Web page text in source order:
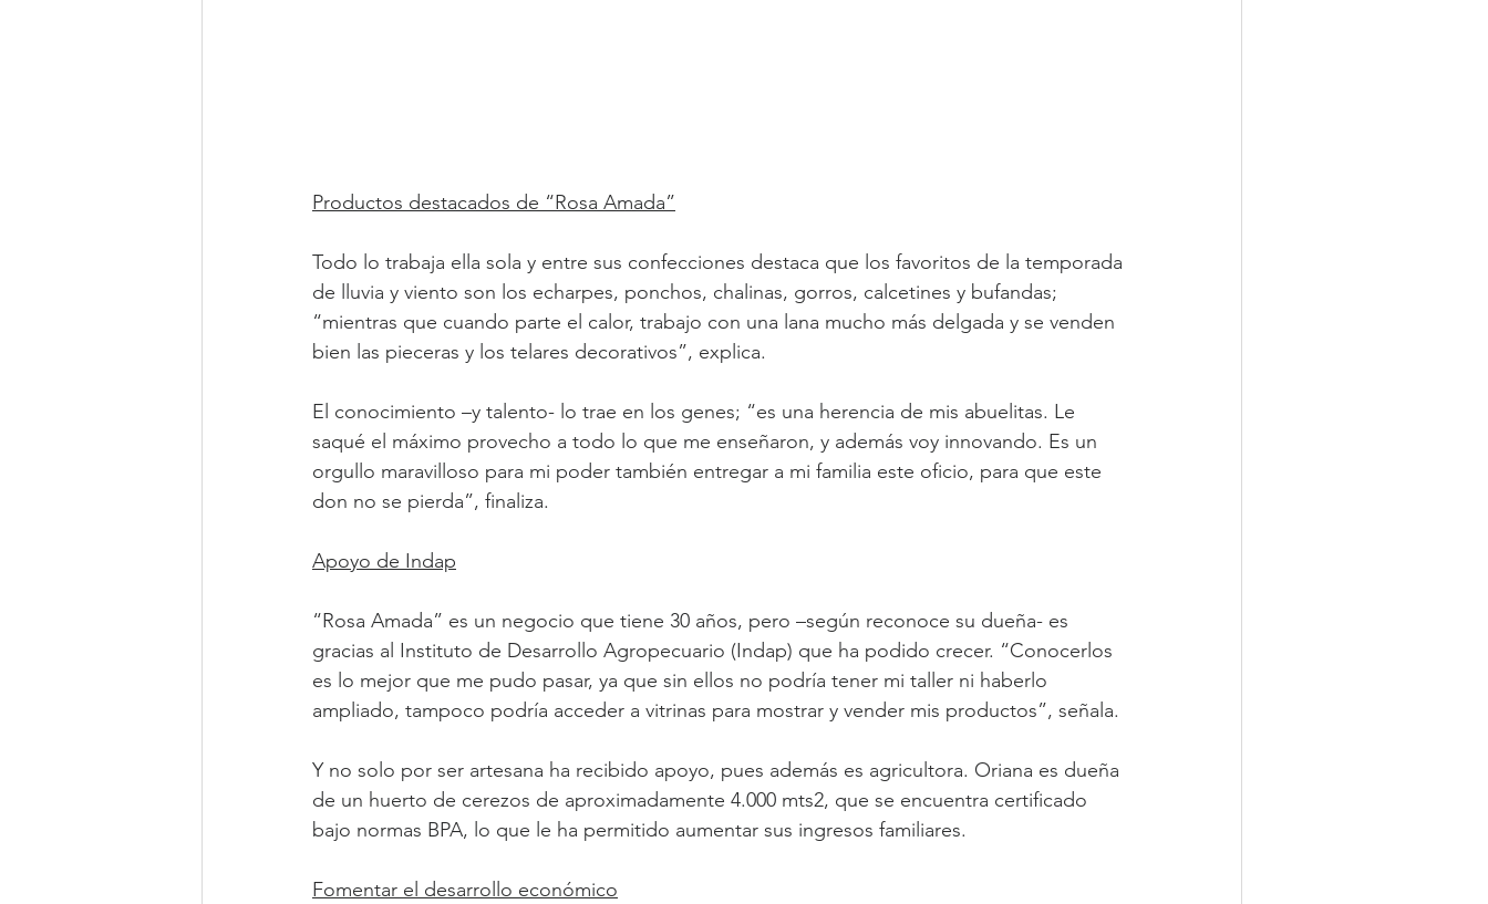
Productos destacados de “Rosa Amada”
Todo lo trabaja ella sola y entre sus confecciones destaca que los favoritos de la temporada
de lluvia y viento son los echarpes, ponchos, chalinas, gorros, calcetines y bufandas;
“mientras que cuando parte el calor, trabajo con una lana mucho más delgada y se venden
bien las pieceras y los telares decorativos”, explica.
El conocimiento –y talento- lo trae en los genes; “es una herencia de mis abuelitas. Le
saqué el máximo provecho a todo lo que me enseñaron, y además voy innovando. Es un
orgullo maravilloso para mi poder también entregar a mi familia este oficio, para que este
don no se pierda”, finaliza.
Apoyo de Indap
“Rosa Amada” es un negocio que tiene 30 años, pero –según reconoce su dueña- es
gracias al Instituto de Desarrollo Agropecuario (Indap) que ha podido crecer. “Conocerlos
es lo mejor que me pudo pasar, ya que sin ellos no podría tener mi taller ni haberlo
ampliado, tampoco podría acceder a vitrinas para mostrar y vender mis productos”, señala.
Y no solo por ser artesana ha recibido apoyo, pues además es agricultora. Oriana es dueña
de un huerto de cerezos de aproximadamente 4.000 mts2, que se encuentra certificado
bajo normas BPA, lo que le ha permitido aumentar sus ingresos familiares.
Fomentar el desarrollo económico